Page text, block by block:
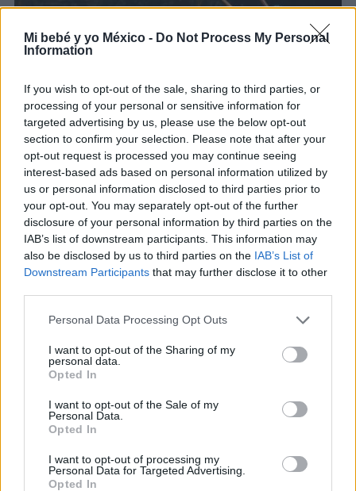
Mi bebé y yo México - Do Not Process My Personal
Information
If you wish to opt-out of the sale, sharing to third parties, or
processing of your personal or sensitive information for
targeted advertising by us, please use the below opt-out
section to confirm your selection. Please note that after your
opt-out request is processed you may continue seeing
interest-based ads based on personal information utilized by
us or personal information disclosed to third parties prior to
your opt-out. You may separately opt-out of the further
disclosure of your personal information by third parties on the
IAB’s list of downstream participants. This information may
also be disclosed by us to third parties on the IAB’s List of
Downstream Participants that may further disclose it to other
Personal Data Processing Opt Outs
I want to opt-out of the Sharing of my
personal data.
Opted In
I want to opt-out of the Sale of my
Personal Data.
Opted In
I want to opt-out of processing my
Personal Data for Targeted Advertising.
Opted In
Zapatitos de estambre
LEER
Bebé prematuro: ¿mejor sietemesino que
LEER